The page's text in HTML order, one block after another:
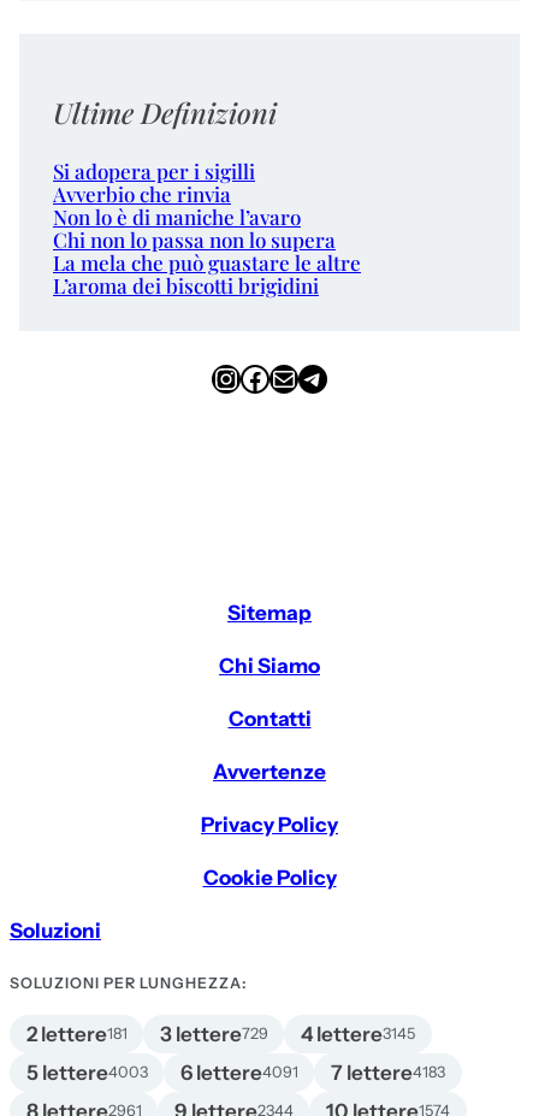
Ultime Definizioni
Si adopera per i sigilli
Avverbio che rinvia
Non lo è di maniche l’avaro
Chi non lo passa non lo supera
La mela che può guastare le altre
L’aroma dei biscotti brigidini
InstagramFacebook Email Telegram
Sitemap
Chi Siamo
Contatti
Avvertenze
Privacy Policy
Cookie Policy
Soluzioni
SOLUZIONI PER LUNGHEZZA:
2 lettere181 3 lettere729 4 lettere3145
5 lettere4003 6 lettere4091 7 lettere4183
2961 2344 1574